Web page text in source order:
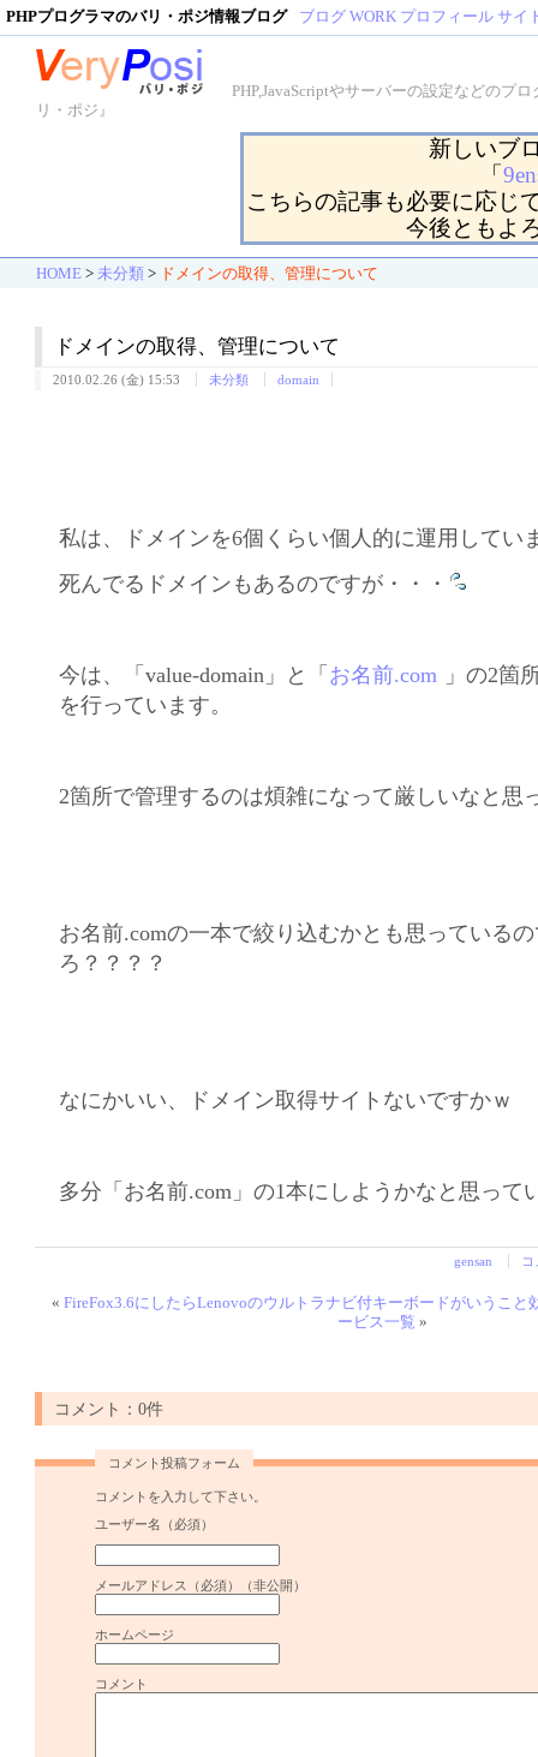
PHPプログラマのバリ・ポジ情報ブログ ブログ WORK プロフィール サイ
PHP,JavaScriptやサーバーの設定などのプ
リ・ポジ』
新しいブ
「
こちらの記事も必要に応じ
今後ともよ
HOME > 未分類 > ドメインの取得、管理について
ドメインの取得、管理について
2010.02.26 (金) 15:53 未分類 domain
私は、ドメインを6個くらい個人的に運用してい
死んでるドメインもあるのですが・・・
今は、「value-domain」と「 お名前.com
」の2箇
を行っています。
2箇所で管理するのは煩雑になって厳しいなと思
お名前.comの一本で絞り込むかとも思っている
ろ？？？？
なにかいい、ドメイン取得サイトないですかｗ
多分「お名前.com」の1本にしようかなと思って
gensan
«FireFox3.6にしたらLenovoのウルトラナビ付キーボードがいうこと
ービス一覧 »
コメント：0件
コメント投稿フォーム
コメントを入力して下さい。
ユーザー名（必須）
メールアドレス（必須）（非公開）
ホームページ
コメント